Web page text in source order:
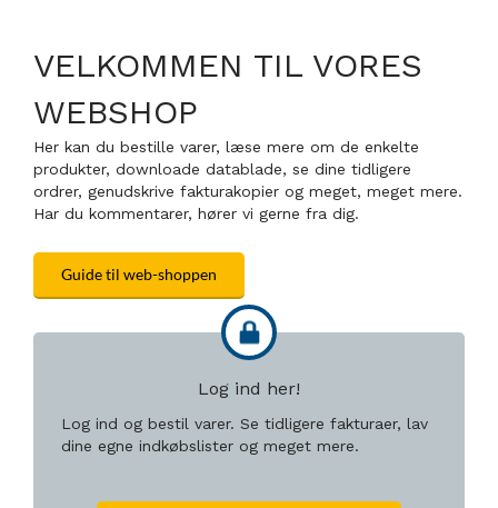
VELKOMMEN TIL VORES
WEBSHOP
Her kan du bestille varer, læse mere om de enkelte
produkter, downloade datablade, se dine tidligere
ordrer, genudskrive fakturakopier og meget, meget mere.
Har du kommentarer, hører vi gerne fra dig.
Guide til web-shoppen
Log ind her!
Log ind og bestil varer. Se tidligere fakturaer, lav
dine egne indkøbslister og meget mere.